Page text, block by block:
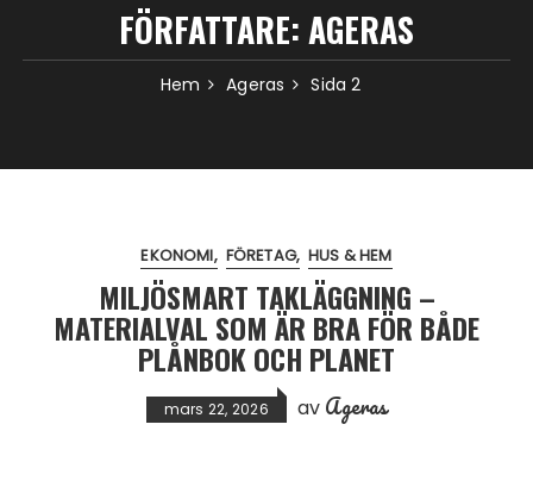
FÖRFATTARE:AGERAS
Hem Ageras Sida 2
EKONOMI FÖRETAG HUS & HEM
MILJÖSMART TAKLÄGGNING –
MATERIALVAL SOM ÄR BRA FÖR BÅDE
PLÅNBOK OCH PLANET
mars 22, 2026 av Ageras